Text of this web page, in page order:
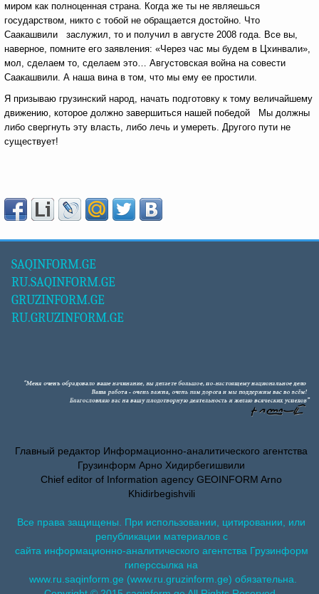
миром как полноценная страна. Когда же ты не являешься
государством, никто с тобой не обращается достойно. Что
Саакашвили заслужил, то и получил в августе 2008 года. Все вы,
наверное, помните его заявления: «Через час мы будем в Цхинвали»,
мол, сделаем то, сделаем это… Августовская война на совести
Саакашвили. А наша вина в том, что мы ему ее простили.
Я призываю грузинский народ, начать подготовку к тому величайшему
движению, которое должно завершиться нашей победой Мы должны
либо свергнуть эту власть, либо лечь и умереть. Другого пути не
существует!
SAQINFORM.GE
RU.SAQINFORM.GE
GRUZINFORM.GE
RU.GRUZINFORM.GE
Главный редактор Информационно-аналитического агентства
Грузинформ Арно Хидирбегишвили
Chief editor of Information agency GEOINFORM Arno
Khidirbegishvili
Все права защищены. При использовании, цитировании, или
републикации материалов с
сайта информационно-аналитического агентства Грузинформ
гиперссылка на
www.ru.saqinform.ge (www.ru.gruzinform.ge) обязательна.